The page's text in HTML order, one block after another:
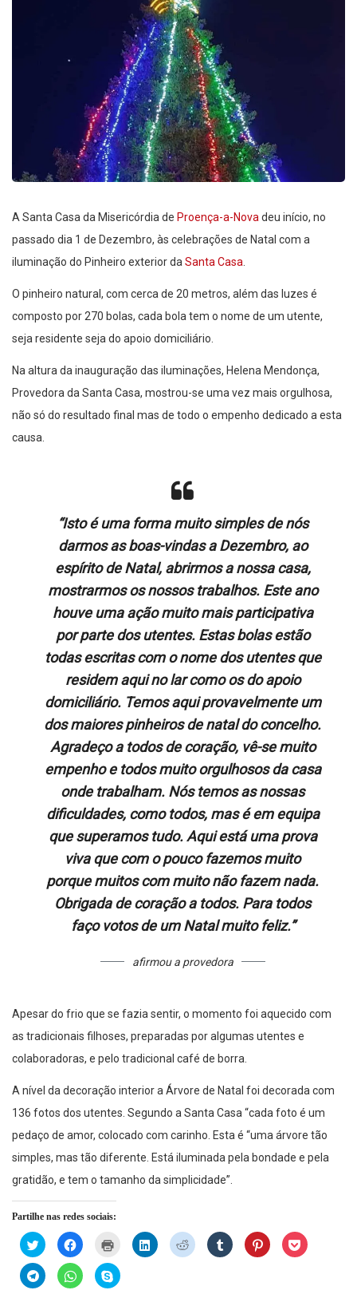
A Santa Casa da Misericórdia de Proença-a-Nova deu início, no
passado dia 1 de Dezembro, às celebrações de Natal com a
iluminação do Pinheiro exterior da Santa Casa
O pinheiro natural, com cerca de 20 metros, além das luzes é
composto por 270 bolas, cada bola tem o nome de um utente,
seja residente seja do apoio domiciliário.
Na altura da inauguração das iluminações, Helena Mendonça,
Provedora da Santa Casa, mostrou-se uma vez mais orgulhosa,
não só do resultado final mas de todo o empenho dedicado a esta
causa.
“Isto é uma forma muito simples de nós
darmos as boas-vindas a Dezembro, ao
espírito de Natal, abrirmos a nossa casa,
mostrarmos os nossos trabalhos. Este ano
houve uma ação muito mais participativa
por parte dos utentes. Estas bolas estão
todas escritas com o nome dos utentes que
residem aqui no lar como os do apoio
domiciliário. Temos aqui provavelmente um
dos maiores pinheiros de natal do concelho.
Agradeço a todos de coração, vê-se muito
empenho e todos muito orgulhosos da casa
onde trabalham. Nós temos as nossas
dificuldades, como todos, mas é em equipa
que superamos tudo. Aqui está uma prova
viva que com o pouco fazemos muito
porque muitos com muito não fazem nada.
Obrigada de coração a todos. Para todos
faço votos de um Natal muito feliz.”
afirmou a provedora
Apesar do frio que se fazia sentir, o momento foi aquecido com
as tradicionais filhoses, preparadas por algumas utentes e
colaboradoras, e pelo tradicional café de borra.
A nível da decoração interior a Árvore de Natal foi decorada com
136 fotos dos utentes. Segundo a Santa Casa “cada foto é um
pedaço de amor, colocado com carinho. Esta é “uma árvore tão
simples, mas tão diferente. Está iluminada pela bondade e pela
gratidão, e tem o tamanho da simplicidade”.
Partilhe nas redes sociais:
Click
to
share
on
Twitter
(Opens
Click
to
share
on
Facebook
(Opens
Click
(Opens
in
new
Click
to
share
Click
to
share
Click
to
share
Click
to
share
Click
to
Click
to
Click
to
Click
to